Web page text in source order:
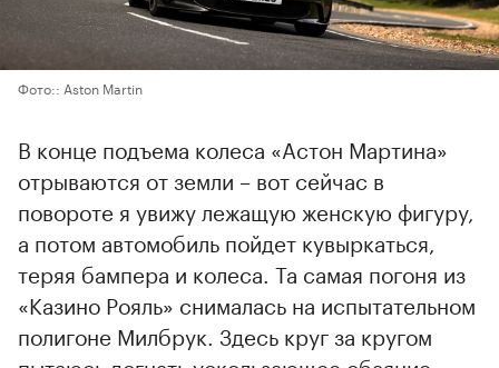
Фото:: Aston Martin
В конце подъема колеса «Астон Мартина»
отрываются от земли – вот сейчас в
повороте я увижу лежащую женскую фигуру,
а потом автомобиль пойдет кувыркаться,
теряя бампера и колеса. Та самая погоня из
«Казино Рояль» снималась на испытательном
полигоне Милбрук. Здесь круг за кругом